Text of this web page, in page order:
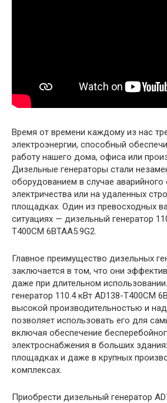
Время от времени каждому из нас
электроэнергии, способный
работу нашего дома, офиса или
Дизельные генераторы стали
оборудованием в случае аварийного
электричества или на удаленных
площадках. Один из превосходных
ситуациях — дизельный генератор
T400CM 6BTAA5.9G2.
Главное преимущество дизельных
заключается в том, что они
даже при длительном
генератор 110.4 кВт AD138-T400CM
высокой производительностью и
позволяет использовать его для
включая обеспечение
электроснабжения в больших
площадках и даже в крупных
комплексах.
Приобрести дизельный генератор